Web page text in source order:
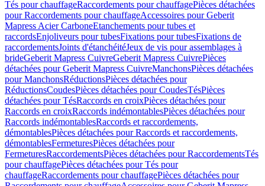
Tés pour chauffageRaccordements pour chauffagePièces détachées
pour Raccordements pour chauffageAccessoires pour Geberit
Mapress Acier CarboneEtanchements pour tubes et
raccordsEnjoliveurs pour tubesFixations pour tubesFixations de
raccordementsJoints d'étanchéitéJeux de vis pour assemblages à
brideGeberit Mapress CuivreGeberit Mapress CuivrePièces
détachées pour Geberit Mapress CuivreManchonsPièces détachées
pour ManchonsRéductionsPièces détachées pour
RéductionsCoudesPièces détachées pour CoudesTésPièces
détachées pour TésRaccords en croixPièces détachées pour
Raccords en croixRaccords indémontablesPièces détachées pour
Raccords indémontablesRaccords et raccordements,
démontablesPièces détachées pour Raccords et raccordements,
démontablesFermeturesPièces détachées pour
FermeturesRaccordementsPièces détachées pour RaccordementsTés
pour chauffagePièces détachées pour Tés pour
chauffageRaccordements pour chauffagePièces détachées pour